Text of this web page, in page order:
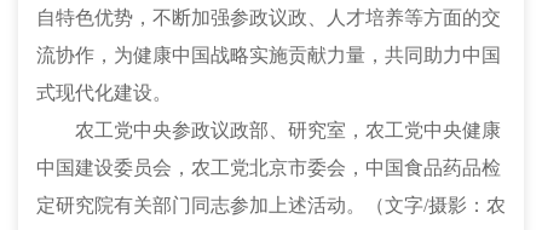
自特色优势，不断加强参政议政、人才培养等方面的交
流协作，为健康中国战略实施贡献力量，共同助力中国
式现代化建设。
农工党中央参政议政部、研究室，农工党中央健康
中国建设委员会，农工党北京市委会，中国食品药品检
定研究院有关部门同志参加上述活动。（文字/摄影：农